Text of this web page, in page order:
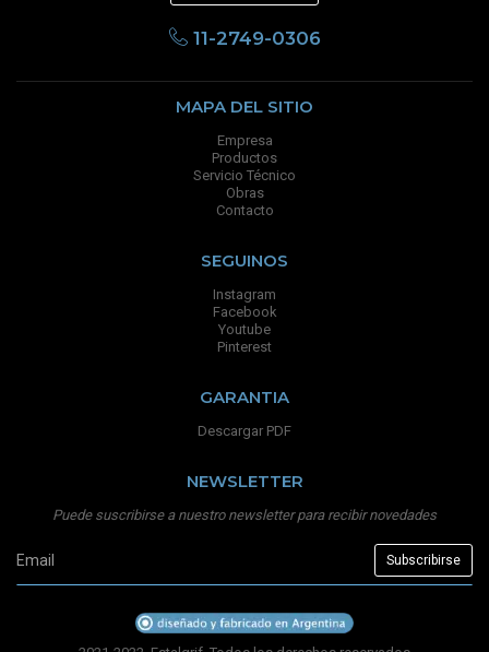
11-2749-0306
MAPA DEL SITIO
Empresa
Productos
Servicio Técnico
Obras
Contacto
SEGUINOS
Instagram
Facebook
Youtube
Pinterest
GARANTIA
Descargar PDF
NEWSLETTER
Puede suscribirse a nuestro newsletter para recibir novedades